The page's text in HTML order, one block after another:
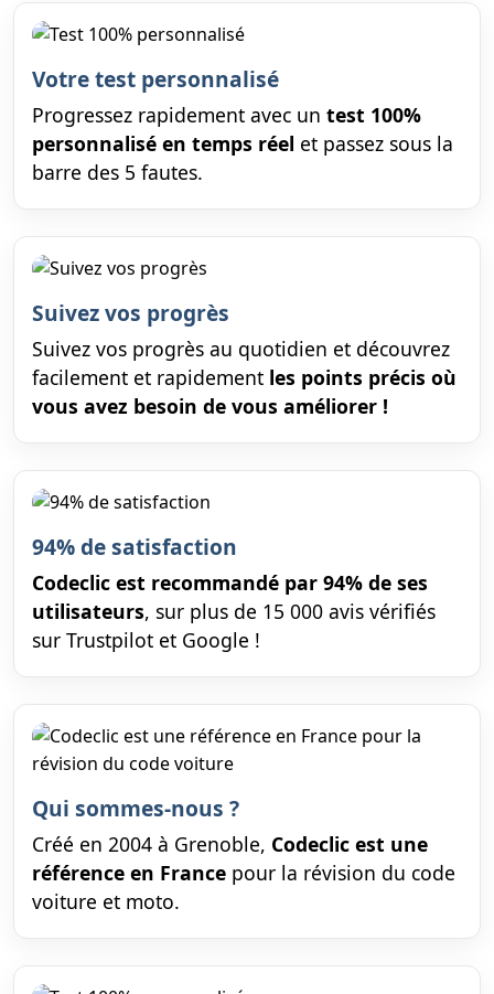
Votre test personnalisé
Progressez rapidement avec un test 100%
personnalisé en temps réel et passez sous la
barre des 5 fautes.
Suivez vos progrès
Suivez vos progrès au quotidien et découvrez
facilement et rapidement les points précis où
vous avez besoin de vous améliorer !
94% de satisfaction
Codeclic est recommandé par 94% de ses
utilisateurs, sur plus de 15 000 avis vérifiés
sur Trustpilot et Google !
Qui sommes-nous ?
Créé en 2004 à Grenoble, Codeclic est une
référence en France pour la révision du code
voiture et moto.